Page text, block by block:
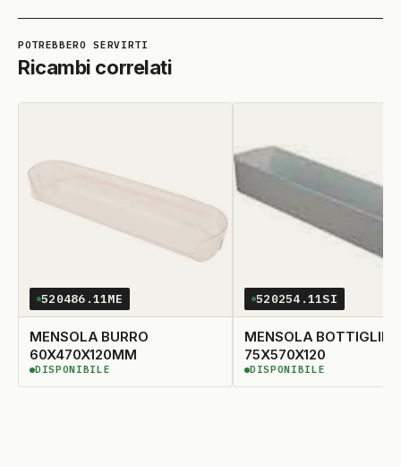
Ricambi correlati
520486.11ME
MENSOLA BURRO
60X470X120MM
DISPONIBILE
DISPONIBILE
520254.11SI
MENSOLA BOTTIGLIE
75X570X120
DISPONIBILE
DISPONIBILE